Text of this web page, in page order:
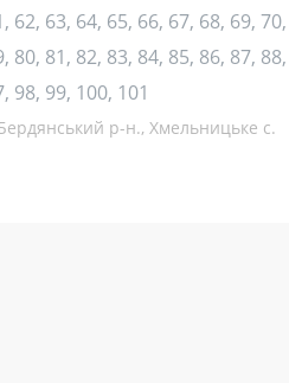
62, 63, 64, 65, 66, 67, 68, 69,
80, 81, 82, 83, 84, 85, 86, 87,
98, 99, 100, 101
р-н., Хмельницьке с.